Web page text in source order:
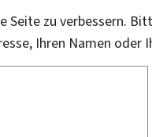
Seite zu verbessern.
Ihren Namen oder